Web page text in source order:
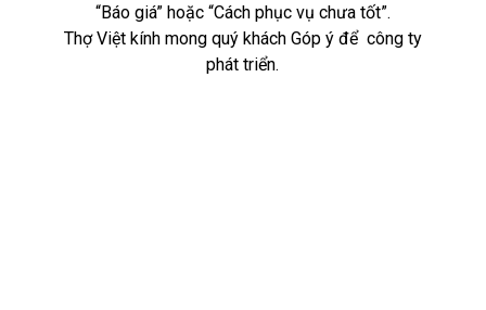
“Báo giá” hoặc “Cách phục vụ chưa tốt”.
Thợ Việt kính mong quý khách Góp ý để công ty
phát triển.